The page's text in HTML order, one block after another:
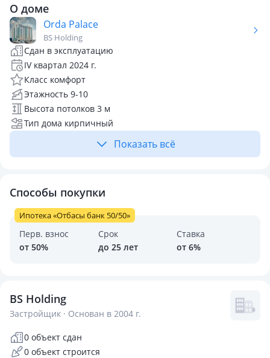
О доме
Orda Palace
BS Holding
Сдан в эксплуатацию
IV квартал 2024 г.
Класс комфорт
Этажность 9-10
Высота потолков 3 м
Тип дома кирпичный
Показать всё
Способы покупки
Ипотека «Отбасы банк 50/50»
Перв. взнос
от 50%
Срок
до 25 лет
Ставка
от 6%
BS Holding
Застройщик · Основан в 2004 г.
0 объект сдан
0 объект строится